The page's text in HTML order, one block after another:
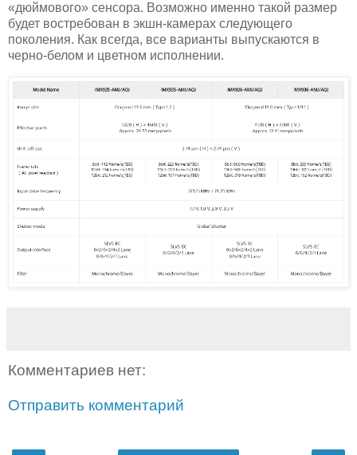
«дюймового» сенсора. Возможно именно такой размер
будет востребован в экшн-камерах следующего
поколения. Как всегда, все варианты выпускаются в
черно-белом и цветном исполнении.
Комментариев нет:
Отправить комментарий